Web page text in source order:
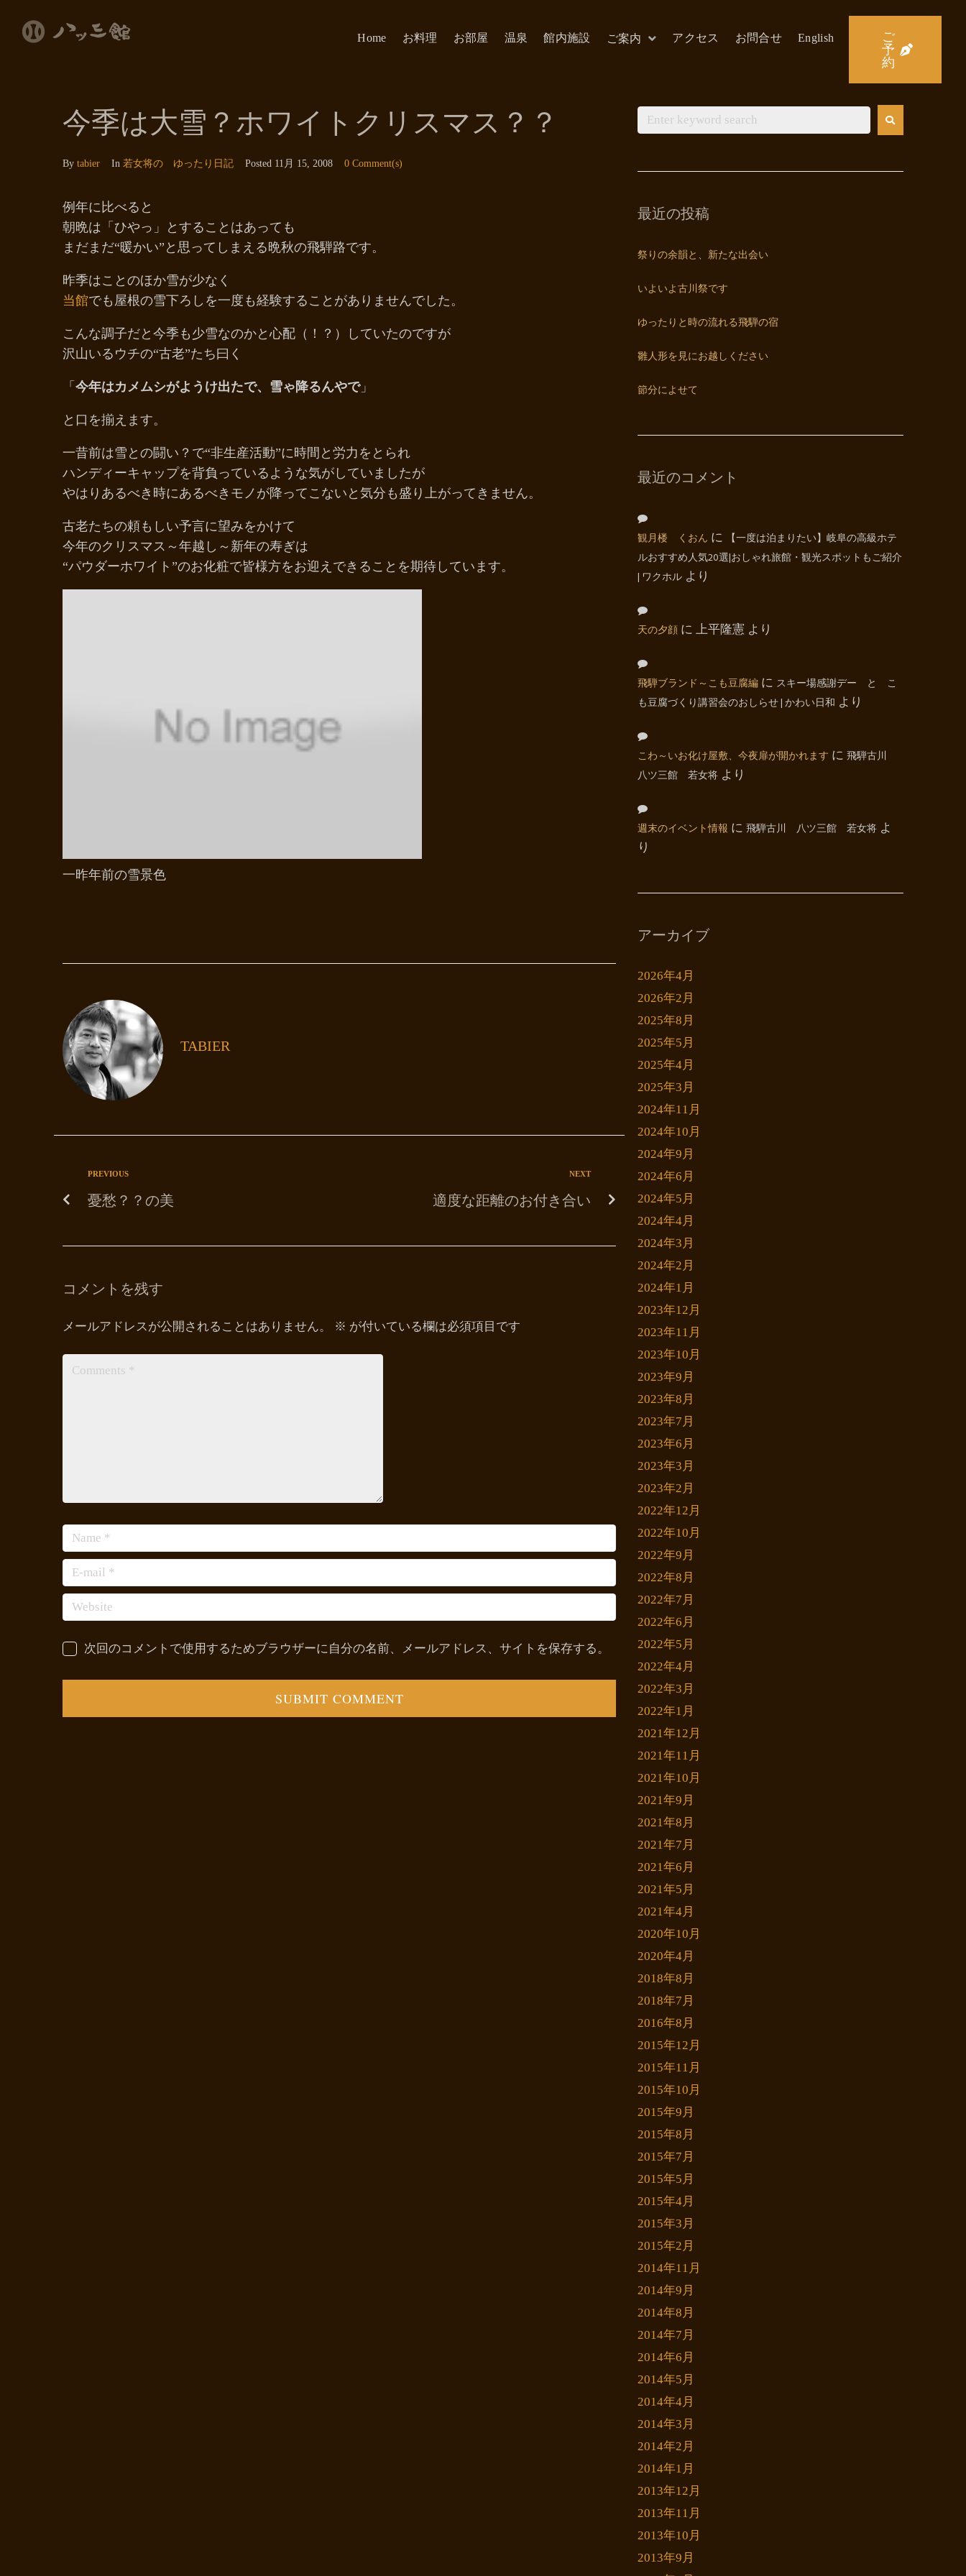
Home お料理 お部屋 温泉 館内施設 ご案内 アクセス お問合せ English
ご
予
約
今季は大雪？ホワイトクリスマス？？
By tabier In 若女将の ゆったり日記 Posted 11月 15, 2008 0 Comment(s)
例年に比べると
朝晩は「ひやっ」とすることはあっても
まだまだ“暖かい”と思ってしまえる晩秋の飛騨路です。
昨季はことのほか雪が少なく
当館でも屋根の雪下ろしを一度も経験することがありませんでした。
こんな調子だと今季も少雪なのかと心配（！？）していたのですが
沢山いるウチの“古老”たち曰く
「 今年はカメムシがようけ出たで、雪ゃ降るんやで」
と口を揃えます。
一昔前は雪との闘い？で“非生産活動”に時間と労力をとられ
ハンディーキャップを背負っているような気がしていましたが
やはりあるべき時にあるべきモノが降ってこないと気分も盛り上がってきません。
古老たちの頼もしい予言に望みをかけて
今年のクリスマス～年越し～新年の寿ぎは
“パウダーホワイト”のお化粧で皆様方をお迎えできることを期待しています。
一昨年前の雪景色
TABIER
PREVIOUS
憂愁？？の美
NEXT
適度な距離のお付き合い
コメントを残す
メールアドレスが公開されることはありません。 ※ が付いている欄は必須項目です
次回のコメントで使用するためブラウザーに自分の名前、メールアドレス、サイトを保存する。
最近の投稿
祭りの余韻と、新たな出会い
いよいよ古川祭です
ゆったりと時の流れる飛騨の宿
雛人形を見にお越しください
節分によせて
最近のコメント
観月楼 くおん に
【一度は泊まりたい】岐阜の高級ホテ
ルおすすめ人気20選|おしゃれ旅館・観光スポットもご紹介
| ワクホル より
天の夕顔 に 上平隆憲 より
飛騨ブランド～こも豆腐編 に スキー場感謝デー と こ
も豆腐づくり講習会のおしらせ | かわい日和 より
こわ～いお化け屋敷、今夜扉が開かれます に 飛騨古川
八ツ三館 若女将 より
週末のイベント情報 に 飛騨古川 八ツ三館 若女将 よ
り
アーカイブ
2026年4月
2026年2月
2025年8月
2025年5月
2025年4月
2025年3月
2024年11月
2024年10月
2024年9月
2024年6月
2024年5月
2024年4月
2024年3月
2024年2月
2024年1月
2023年12月
2023年11月
2023年10月
2023年9月
2023年8月
2023年7月
2023年6月
2023年3月
2023年2月
2022年12月
2022年10月
2022年9月
2022年8月
2022年7月
2022年6月
2022年5月
2022年4月
2022年3月
2022年1月
2021年12月
2021年11月
2021年10月
2021年9月
2021年8月
2021年7月
2021年6月
2021年5月
2021年4月
2020年10月
2020年4月
2018年8月
2018年7月
2016年8月
2015年12月
2015年11月
2015年10月
2015年9月
2015年8月
2015年7月
2015年5月
2015年4月
2015年3月
2015年2月
2014年11月
2014年9月
2014年8月
2014年7月
2014年6月
2014年5月
2014年4月
2014年3月
2014年2月
2014年1月
2013年12月
2013年11月
2013年10月
2013年9月